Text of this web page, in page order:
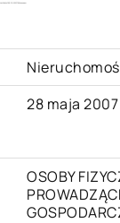
28 maja 2007
OSOBY